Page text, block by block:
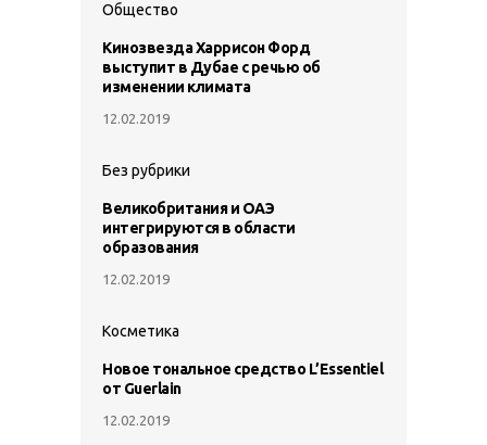
Общество
Кинозвезда Харрисон Форд
выступит в Дубае с речью об
изменении климата
12.02.2019
Без рубрики
Великобритания и ОАЭ
интегрируются в области
образования
12.02.2019
Косметика
Новое тональное средство L’Essentiel
от Guerlain
12.02.2019